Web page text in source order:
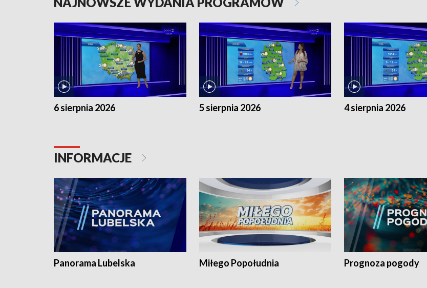
6 sierpnia 2026 5 sierpnia 2026 4 sierpnia 2026
INFORMACJE
Panorama Lubelska Miłego Popołudnia Prognoza pogody